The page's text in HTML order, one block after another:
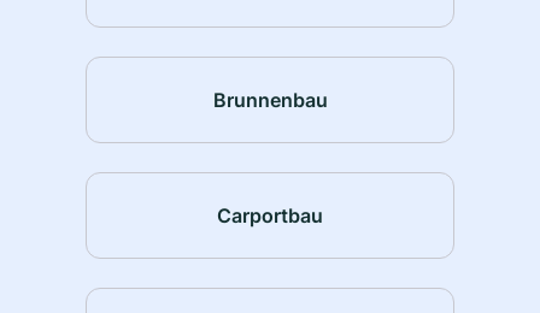
Brunnenbau
Carportbau